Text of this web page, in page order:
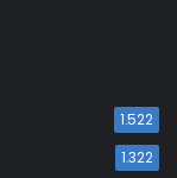
1.522
1.322